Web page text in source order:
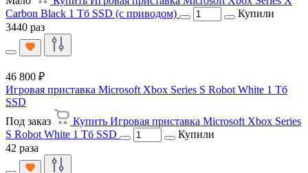
Carbon Black 1 Тб SSD (с приводом)
Купили
3440 раз
46 800 ₽
Игровая приставка Microsoft Xbox Series S Robot White 1 Тб
SSD
Под заказ
Купить Игровая приставка Microsoft Xbox Series
S Robot White 1 Тб SSD
Купили
42 раза